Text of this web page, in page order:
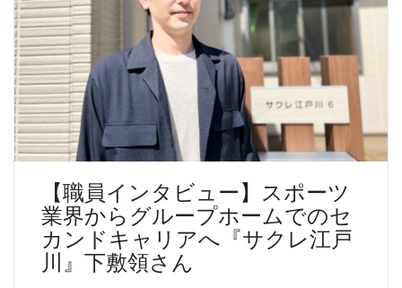
【職員インタビュー】スポーツ
業界からグループホームでのセ
カンドキャリアへ『サクレ江戸
川』下敷領さん